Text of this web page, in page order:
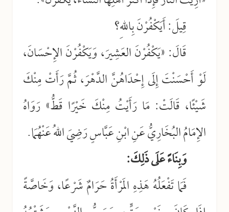
قِيلَ: أَيَكْفُرْنَ بِاللهِ؟
قَالَ: «يَكْفُرْنَ العَشِيرَ، وَيَكْفُرْنَ الإِحْسَانَ،
لَوْ أَحْسَنْتَ إِلَى إِحْدَاهُنَّ الدَّهْرَ، ثُمَّ رَأَتْ مِنْكَ
شَيْئًا، قَالَتْ: مَا رَأَيْتُ مِنْكَ خَيْرًا قَطُّ» رَوَاهُ
الإِمَامُ البُخَارِيُّ عَنِ ابْنِ عَبَّاسٍ رَضِيَ اللهُ عَنْهُمَا.
وَبِنَاءً عَلَى ذَلِكَ:
فَمَا تَفْعَلُهُ هَذِهِ المَرْأَةُ حَرَامٌ شَرْعًا، وَخَاصَّةً